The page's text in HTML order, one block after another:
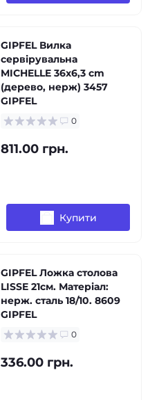
GIPFEL Вилка
сервірувальна
MICHELLE 36x6,3 cm
(дерево, нерж) 3457
GIPFEL
0
811.00 грн.
Купити
GIPFEL Ложка столова
LISSE 21см. Матеріал:
нерж. сталь 18/10. 8609
GIPFEL
0
336.00 грн.